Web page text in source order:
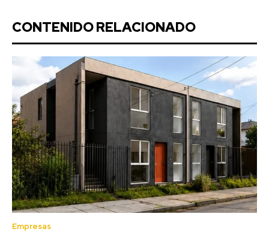
CONTENIDO RELACIONADO
Empresas